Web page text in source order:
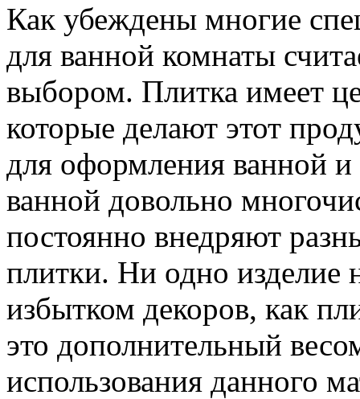
Как убеждены многие
для ванной комнаты
выбором. Плитка имеет
которые делают этот
для оформления ванной
ванной довольно
постоянно внедряют
плитки. Ни одно изделие
избытком декоров, как
это дополнительный
использования данного